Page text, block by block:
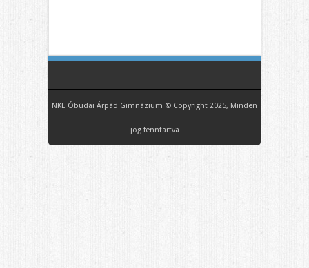
NKE Óbudai Árpád Gimnázium © Copyright 2025, Minden
jog fenntartva